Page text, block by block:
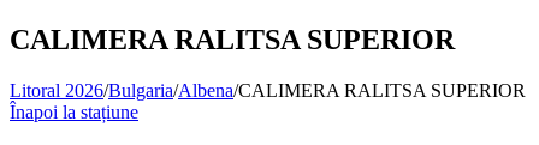
CALIMERA RALITSA SUPERIOR
Litoral 2026/Bulgaria/Albena/CALIMERA RALITSA SUPERIOR
Înapoi la stațiune